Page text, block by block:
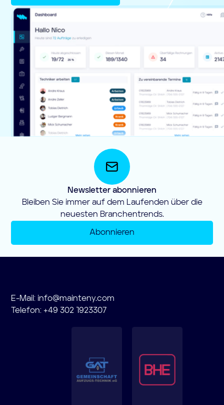
Newsletter abonnieren
Bleiben Sie immer auf dem Laufenden über die
neuesten Branchentrends.
Abonnieren
E-Mail: info@mainteny.com
Telefon: +49 302 1923307